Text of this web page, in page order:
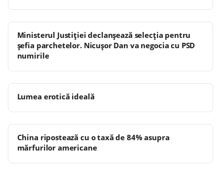
Ministerul Justiției declanșează selecția pentru
șefia parchetelor. Nicușor Dan va negocia cu PSD
numirile
Lumea erotică ideală
China ripostează cu o taxă de 84% asupra
mărfurilor americane